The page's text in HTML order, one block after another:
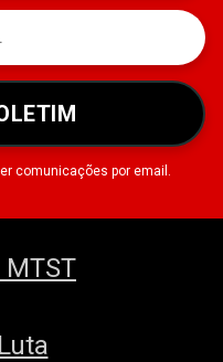
comunicações por email.